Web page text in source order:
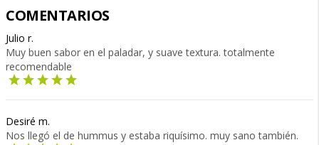
COMENTARIOS
Julio r.
Muy buen sabor en el paladar, y suave textura. totalmente
recomendable
Desiré m.
Nos llegó el de hummus y estaba riquísimo. muy sano también.